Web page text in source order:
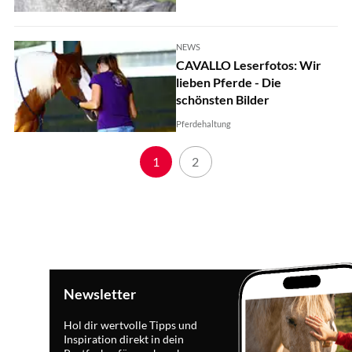
NEWS
CAVALLO Leserfotos: Wir
lieben Pferde - Die
schönsten Bilder
Pferdehaltung
1 2
Newsletter
Hol dir wertvolle Tipps und
Inspiration direkt in dein